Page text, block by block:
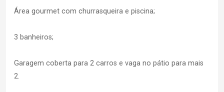
Área gourmet com churrasqueira e piscina;
3 banheiros;
Garagem coberta para 2 carros e vaga no pátio para mais
2.